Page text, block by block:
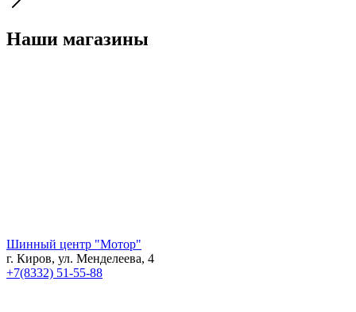
Наши магазины
Шинный центр "Мотор"
г. Киров, ул. Менделеева, 4
+7(8332) 51-55-88